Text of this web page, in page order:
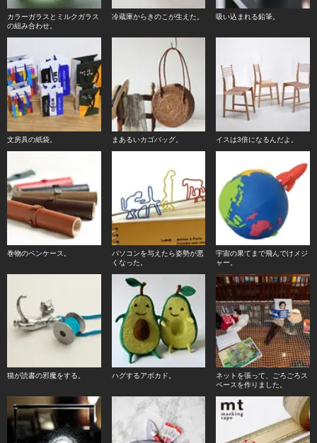
カラーガラスとミルクガラス
の組み合わせ。
冷蔵庫からきのこが生えた。 吸い込まれる鉛筆。
文房具の紙袋。 まあるいカゴバッグ。 イスは3倍になるんだよ。
巻物のペンケース。
パソコンを与えたら姿勢が悪
くなった。
宇宙の果てまで飛んでけメジ
ャー。
猫が読書の邪魔をする。 ハグするアボカド。
ネットを張って、ごろごろス
ペースを作りました。